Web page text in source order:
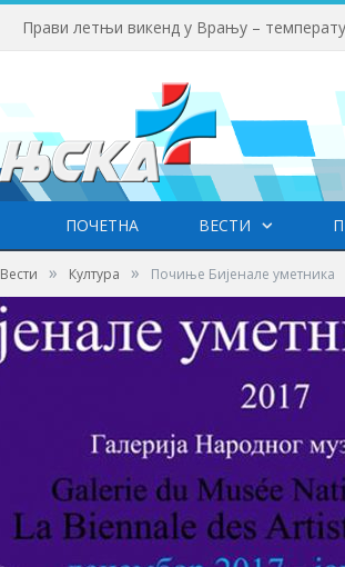
Прави летњи викенд у Врању –
ПОЧЕТНА ВЕСТИ
Вести » Култура » Почиње Бијенале уметника